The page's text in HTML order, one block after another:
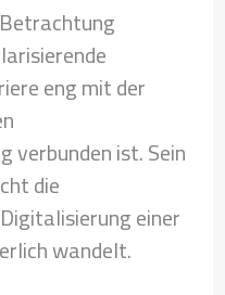
eng mit der
verbunden ist. Sein
die
einer
wandelt.